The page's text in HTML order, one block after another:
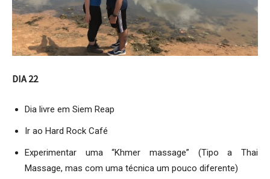
DIA 22
Dia livre em Siem Reap
Ir ao Hard Rock Café
Experimentar uma “Khmer massage” (Tipo a Thai
Massage, mas com uma técnica um pouco diferente)